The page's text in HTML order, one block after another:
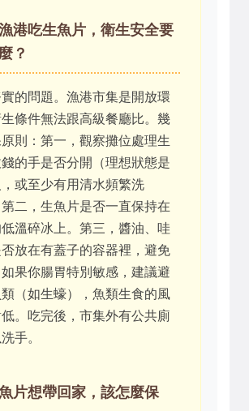
港吃生魚片，衛生安全要
？
的問題。漁港市集是開放環
條件無法跟高級餐廳比。幾
則：第一，觀察攤位處理生
的手是否分開（理想狀態是
或至少有用清水頻繁洗
二，生魚片是否一直保持在
溫碎冰上。第三，醬油、哇
放在有蓋子的容器裡，避免
果你腸胃特別敏感，建議避
（如生蠔），魚類生食的風
。吃完後，市集外有公共廁
手。
片想帶回家，該怎麼保